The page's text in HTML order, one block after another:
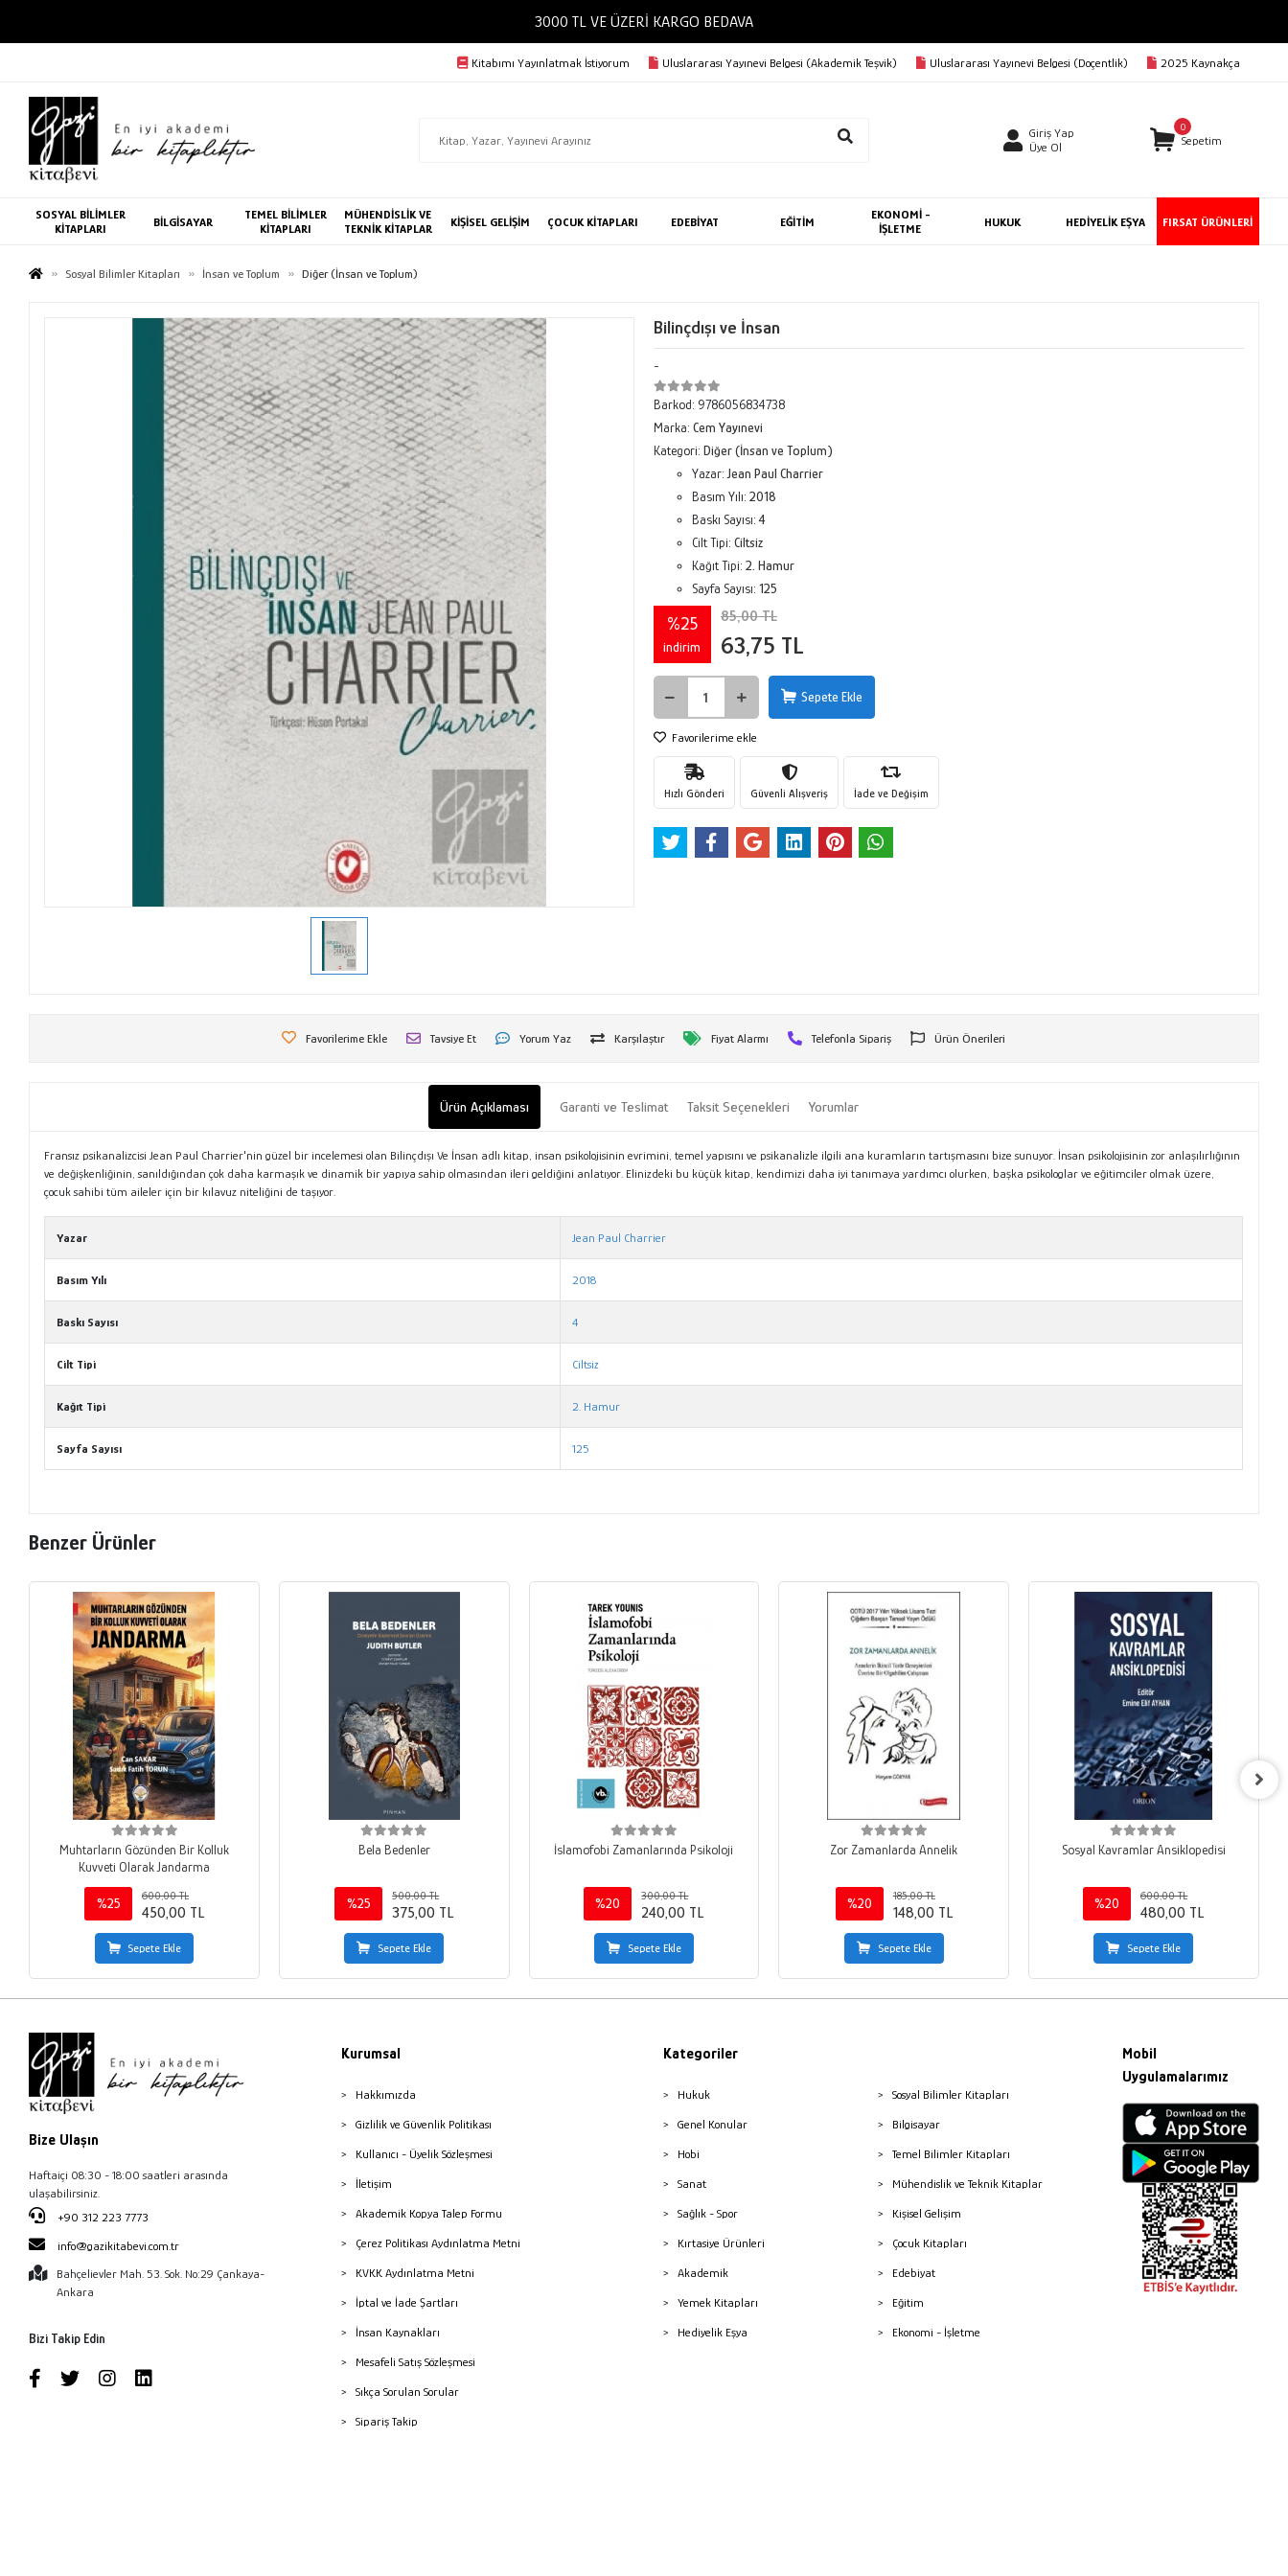
3000 TL VE ÜZERİ KARGO BEDAVA
Kitabımı Yayınlatmak İstiyorum Uluslararası Yayınevi Belgesi (Akademik Teşvik) Uluslararası Yayınevi Belgesi (Doçentlik) 2025 Kaynakça
Giriş Yap
Üye Ol
0
Sepetim
SOSYAL BİLİMLER
KİTAPLARI
BİLGİSAYAR
TEMEL BİLİMLER
KİTAPLARI
MÜHENDİSLİK VE
TEKNİK KİTAPLAR
KİŞİSEL GELİŞİM ÇOCUK KİTAPLARI EDEBİYAT EĞİTİM
EKONOMİ -
İŞLETME
HUKUK HEDİYELİK EŞYA FIRSAT ÜRÜNLERİ
Sosyal Bilimler Kitapları İnsan ve Toplum Diğer (İnsan ve Toplum)
Bilinçdışı ve İnsan
-
Barkod: 9786056834738
Marka: Cem Yayınevi
Kategori: Diğer (İnsan ve Toplum)
Yazar: Jean Paul Charrier
Basım Yılı: 2018
Baskı Sayısı:4
Cilt Tipi: Ciltsiz
Kağıt Tipi: 2. Hamur
Sayfa Sayısı: 125
%25
indirim
85,00 TL
63,75 TL
Sepete Ekle
Favorilerime ekle
Hızlı Gönderi Güvenli Alışveriş İade ve Değişim
Favorilerime Ekle Tavsiye Et Yorum Yaz Karşılaştır Fiyat Alarmı Telefonla Sipariş Ürün Önerileri
Ürün Açıklaması Garanti ve Teslimat Taksit Seçenekleri Yorumlar
Fransız psikanalizcisi Jean Paul Charrier'nin güzel bir incelemesi olan Bilinçdışı Ve İnsan adlı kitap, insan psikolojisinin evrimini, temel yapısını ve psikanalizle ilgili ana kuramların tartışmasını bize sunuyor. İnsan psikolojisinin zor anlaşılırlığının
ve değişkenliğinin, sanıldığından çok daha karmaşık ve dinamik bir yapıya sahip olmasından ileri geldiğini anlatıyor. Elinizdeki bu küçük kitap, kendimizi daha iyi tanımaya yardımcı olurken, başka psikologlar ve eğitimciler olmak üzere,
çocuk sahibi tüm aileler için bir kılavuz niteliğini de taşıyor.
Yazar Jean Paul Charrier
Basım Yılı 2018
Baskı Sayısı 4
Cilt Tipi Ciltsiz
Kağıt Tipi 2. Hamur
Sayfa Sayısı 125
Benzer Ürünler
Muhtarların Gözünden Bir Kolluk
Kuvveti Olarak Jandarma
%25
600,00 TL
450,00 TL
Sepete Ekle
Bela Bedenler
%25
500,00 TL
375,00 TL
Sepete Ekle
İslamofobi Zamanlarında Psikoloji
%20
300,00 TL
240,00 TL
Sepete Ekle
Zor Zamanlarda Annelik
%20
185,00 TL
148,00 TL
Sepete Ekle
Sosyal Kavramlar Ansiklopedisi
%20
600,00 TL
480,00 TL
Sepete Ekle
Bize Ulaşın
Haftaiçi 08:30 - 18:00 saatleri arasında
ulaşabilirsiniz.
+90 312 223 7773
info@gazikitabevi.com.tr
Bahçelievler Mah. 53. Sok. No:29 Çankaya-
Ankara
Bizi Takip Edin
Kurumsal
Hakkımızda
Gizlilik ve Güvenlik Politikası
Kullanıcı - Üyelik Sözleşmesi
İletişim
Akademik Kopya Talep Formu
Çerez Politikası Aydınlatma Metni
KVKK Aydınlatma Metni
İptal ve İade Şartları
İnsan Kaynakları
Mesafeli Satış Sözleşmesi
Sıkça Sorulan Sorular
Sipariş Takip
Kategoriler
Hukuk
Genel Konular
Hobi
Sanat
Sağlık - Spor
Kırtasiye Ürünleri
Akademik
Yemek Kitapları
Hediyelik Eşya
Sosyal Bilimler Kitapları
Bilgisayar
Temel Bilimler Kitapları
Mühendislik ve Teknik Kitaplar
Kişisel Gelişim
Çocuk Kitapları
Edebiyat
Eğitim
Ekonomi - İşletme
Mobil
Uygulamalarımız